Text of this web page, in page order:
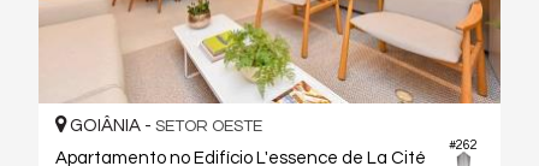
#262
GOIÂNIA - SETOR OESTE
Apartamento no Edifício L'essence de La Cité